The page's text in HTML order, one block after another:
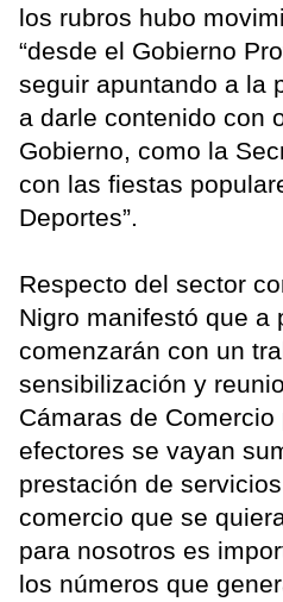
los rubros hubo
“desde el Gobierno
seguir apuntando a la
a darle contenido con
Gobierno, como la
con las fiestas
Deportes”.
Respecto del sector
Nigro manifestó que a
comenzarán con un
sensibilización y
Cámaras de Comercio
efectores se vayan
prestación de
comercio que se
para nosotros es
los números que